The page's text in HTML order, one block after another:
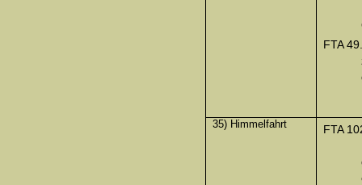
FTA
35) Himmelfahrt
FTA